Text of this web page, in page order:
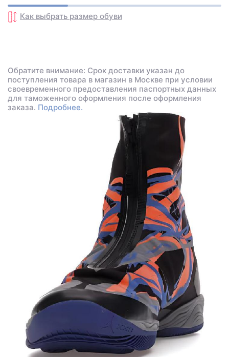
Как выбрать размер обуви
Обратите внимание: Срок доставки указан до
поступления товара в магазин в Москве при условии
своевременного предоставления паспортных данных
для таможенного оформления после оформления
заказа. Подробнее.